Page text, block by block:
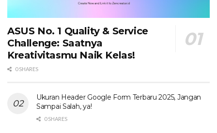
ASUS No. 1 Quality & Service
Challenge: Saatnya
Kreativitasmu Naik Kelas!
0 SHARES
Ukuran Header Google Form Terbaru 2025, Jangan
Sampai Salah, ya!
0 SHARES